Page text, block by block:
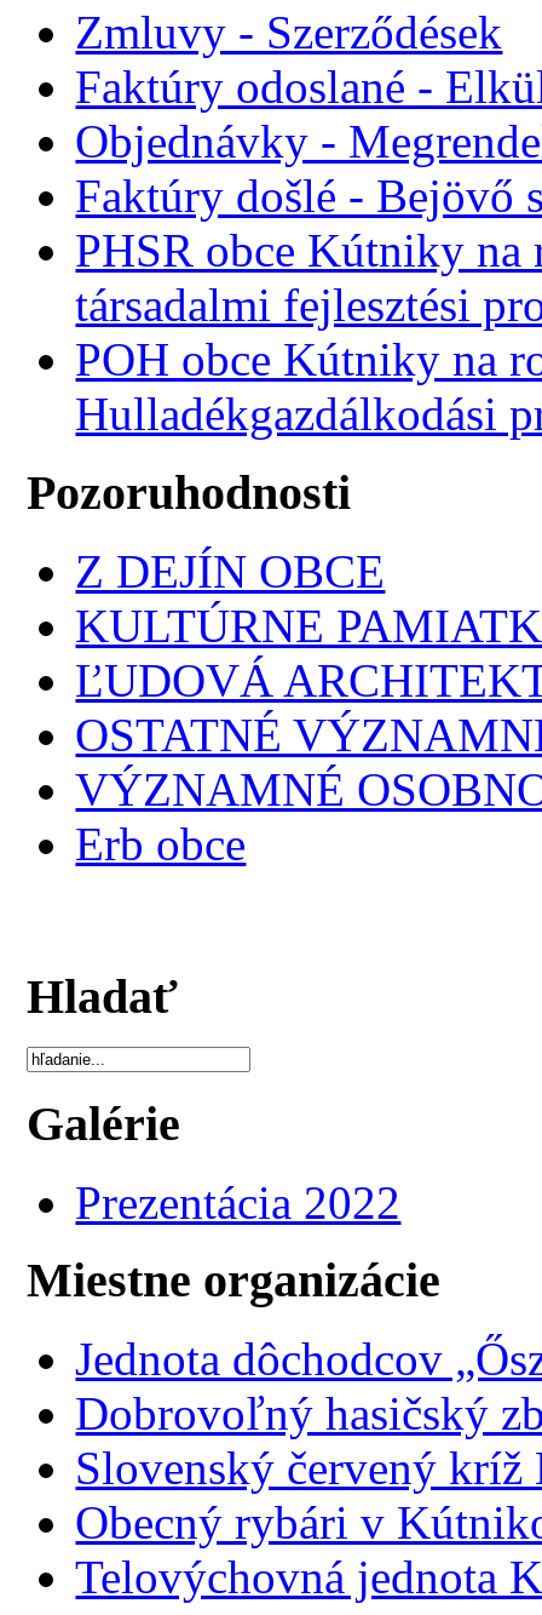
Zmluvy - Szerződések
Faktúry odoslané -
Objednávky -
Faktúry došlé - Bejövő
PHSR obce Kútniky na
társadalmi fejlesztési
POH obce Kútniky na
Hulladékgazdálkodási
Pozoruhodnosti
Z DEJÍN OBCE
KULTÚRNE
ĽUDOVÁ
OSTATNÉ
VÝZNAMNÉ
Erb obce
Hladať
Galérie
Prezentácia 2022
Miestne organizácie
Jednota dôchodcov
Dobrovoľný hasičský
Slovenský červený
Obecný rybári v
Telovýchovná jednota